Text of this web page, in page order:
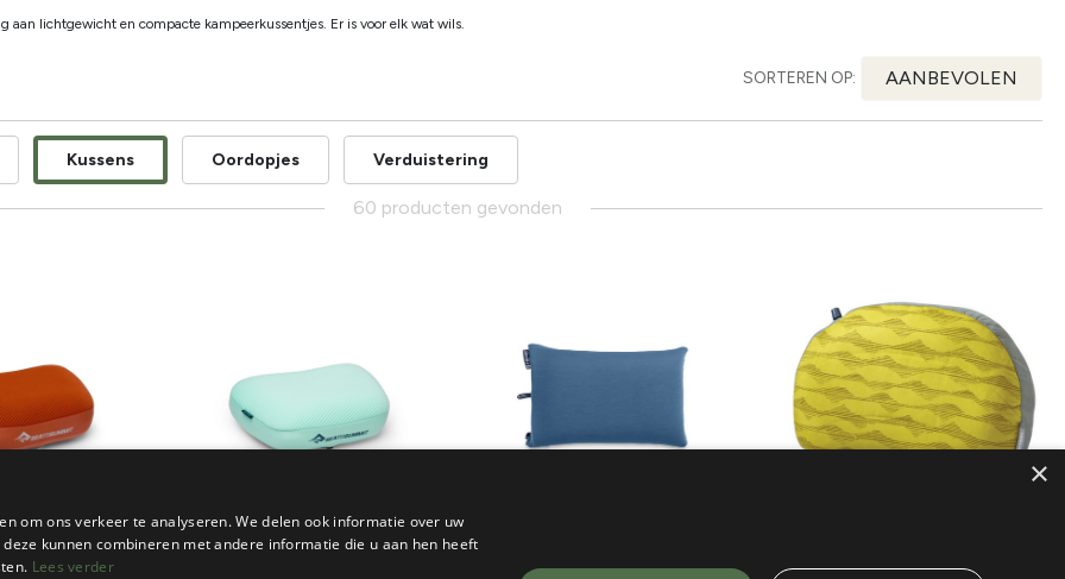
aan lichtgewicht en compacte kampeerkussentjes. Er is voor elk wat wils.
SORTEREN OP: AANBEVOLEN
Kussens Oordopjes Verduistering
60 producten gevonden
Thermarest
×
om ons verkeer te analyseren. We delen ook informatie over uw
kunnen combineren met andere informatie die u aan hen heeft
Lees verder